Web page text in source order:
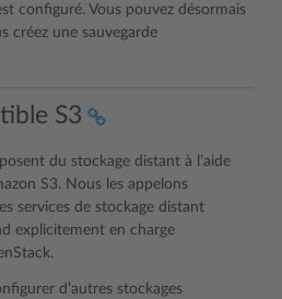
configuré. Vous pouvez désormais
créez une sauvegarde
S3
du stockage distant à l’aide
S3. Nous les appelons
services de stockage distant
explicitement en charge
d’autres stockages